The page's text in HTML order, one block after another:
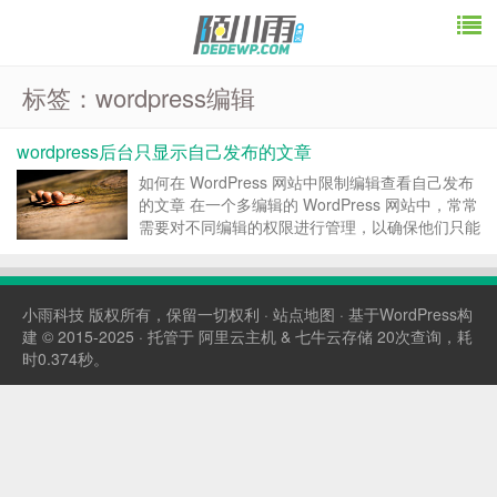
标签：wordpress编辑
wordpress后台只显示自己发布的文章
如何在 WordPress 网站中限制编辑查看自己发布
的文章 在一个多编辑的 WordPress 网站中，常常
需要对不同编辑的权限进行管理，以确保他们只能
还能保护内容的隐私性。本文将详细介绍如何通过
小雨科技 版权所有，保留一切权利 · 站点地图 · 基于WordPress构
建 © 2015-2025 · 托管于 阿里云主机 & 七牛云存储 20次查询，耗
时0.374秒。